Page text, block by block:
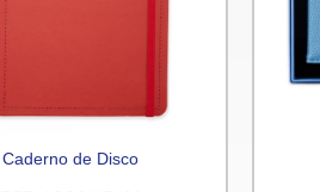
Caderno de Disco